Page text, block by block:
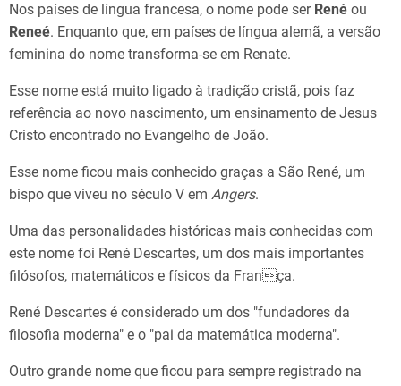
Nos países de língua francesa, o nome pode ser René ou
Reneé. Enquanto que, em países de língua alemã, a versão
feminina do nome transforma-se em Renate.
Esse nome está muito ligado à tradição cristã, pois faz
referência ao novo nascimento, um ensinamento de Jesus
Cristo encontrado no Evangelho de João.
Esse nome ficou mais conhecido graças a São René, um
bispo que viveu no século V em Angers.
Uma das personalidades históricas mais conhecidas com
este nome foi René Descartes, um dos mais importantes
filósofos, matemáticos e físicos da França.
René Descartes é considerado um dos "fundadores da
filosofia moderna" e o "pai da matemática moderna".
Outro grande nome que ficou para sempre registrado na